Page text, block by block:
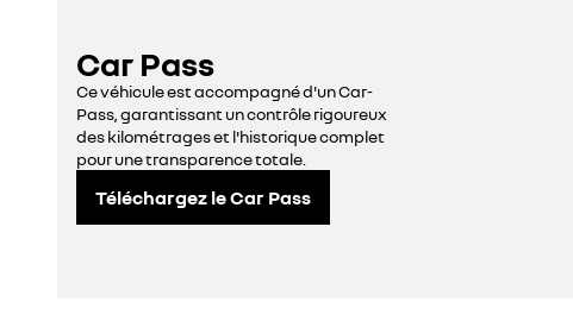
Car Pass
Ce véhicule est accompagné d'un Car-
Pass, garantissant un contrôle rigoureux
des kilométrages et l'historique complet
pour une transparence totale.
Téléchargez le Car Pass